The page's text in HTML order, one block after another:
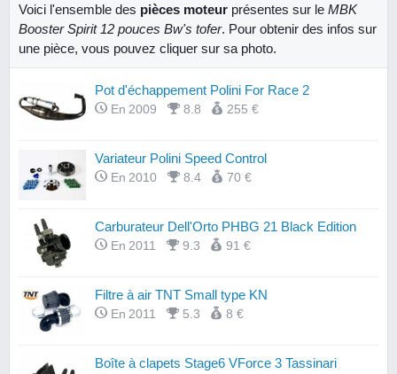
Voici l'ensemble des pièces moteur présentes sur le MBK
Booster Spirit 12 pouces Bw's tofer. Pour obtenir des infos sur
une pièce, vous pouvez cliquer sur sa photo.
Pot d'échappement Polini For Race 2
En 2009 8.8 255 €
Variateur Polini Speed Control
En 2010 8.4 70 €
Carburateur Dell'Orto PHBG 21 Black Edition
En 2011 9.3 91 €
Filtre à air TNT Small type KN
En 2011 5.3 8 €
Boîte à clapets Stage6 VForce 3 Tassinari